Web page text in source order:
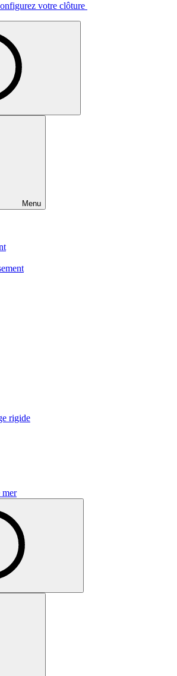
votre clôture
Menu
rigide